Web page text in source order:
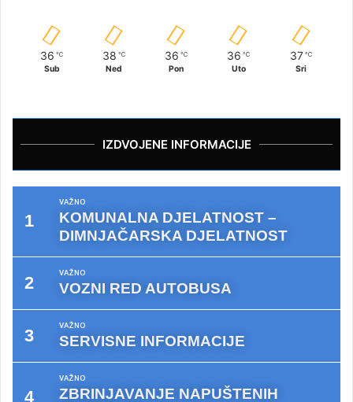
36 ℃
Sub
38 ℃
Ned
36 ℃
Pon
36 ℃
Uto
37 ℃
Sri
IZDVOJENE INFORMACIJE
VAŽNO
KOMUNALNA DJELATNOST –
DIMNJAČARSKA DJELATNOST
VAŽNO
VOZNI RED AUTOBUSA
VAŽNO
SERVISNE INFORMACIJE
VAŽNO
ZBRINJAVANJE NAPUŠTENIH